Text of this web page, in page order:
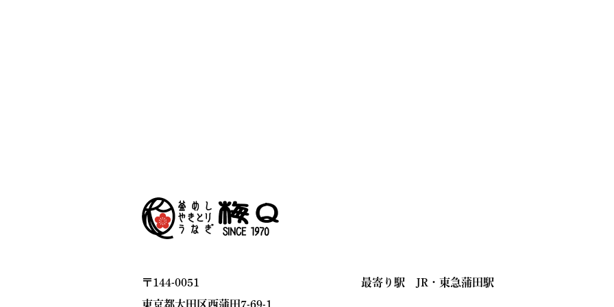
〒144-0051
東京都大田区西蒲田7-69-1
最寄り駅 JR・東急蒲田駅